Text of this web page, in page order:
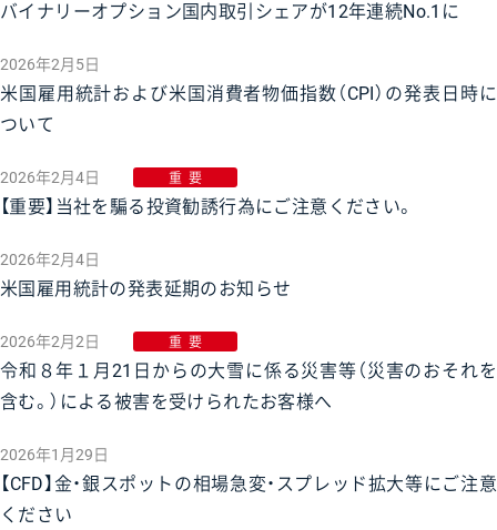
バイナリーオプション国内取引シェアが12年連続No.1に
2026年2月5日
米国雇用統計および米国消費者物価指数（CPI）の発表日時に
ついて
2026年2月4日 重要
【重要】当社を騙る投資勧誘行為にご注意ください。
2026年2月4日
米国雇用統計の発表延期のお知らせ
2026年2月2日 重要
令和８年１月21日からの大雪に係る災害等（災害のおそれを
含む。）による被害を受けられたお客様へ
2026年1月29日
【CFD】金・銀スポットの相場急変・スプレッド拡大等にご注意
ください